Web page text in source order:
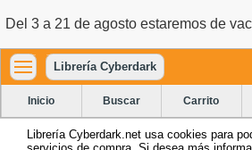
Del 3 a 21 de agosto estaremos de
Librería Cyberdark
Inicio Buscar Carrito
Librería Cyberdark.net usa cookies para